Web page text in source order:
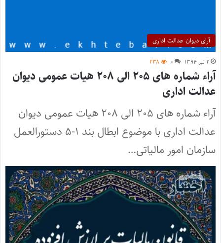
آرای دیوان عدالت اداری
۲ تیر ۱۳۹۴ ۰ ۲۳۸
آراء شماره های ۲۰۵ الی ۲۰۸ هیات عمومی دیوان
عدالت اداری
آراء شماره های ۲۰۵ الی ۲۰۸ هیات عمومی دیوان
عدالت اداری با موضوع ابطال بند ۱-۵ دستورالعمل
سازمان امور مالیاتی…